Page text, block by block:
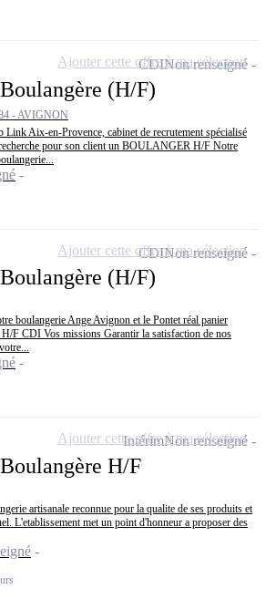
(H/F)
- AVIGNON
Link Aix-en-Provence, cabinet de recrutement spécialisé
pour son client un BOULANGER H/F Notre
CDINon renseigné
Ajouter cette offre à ma sélection
(H/F)
boulangerie Ange Avignon et le Pontet réal panier
F CDI Vos missions Garantir la satisfaction de nos
CDINon renseigné
Ajouter cette offre à ma sélection
H/F
artisanale reconnue pour la qualite de ses produits et
L'etablissement met un point d'honneur a proposer des
IntérimNon renseigné
Ajouter cette offre à ma sélection